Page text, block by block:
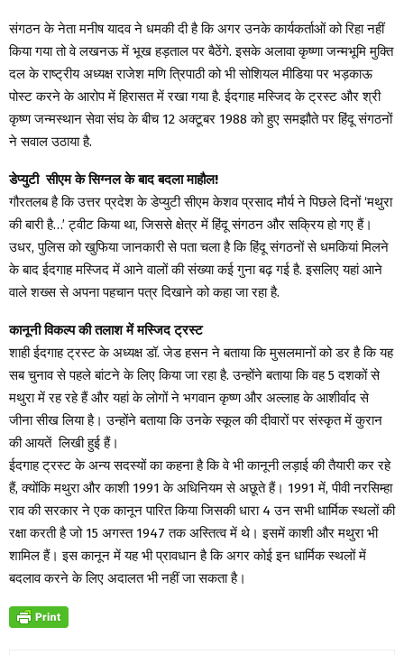
संगठन के नेता मनीष यादव ने धमकी दी है कि अगर उनके कार्यकर्ताओं को रिहा नहीं
किया गया तो वे लखनऊ में भूख हड़ताल पर बैठेंगे. इसके अलावा कृष्णा जन्मभूमि मुक्ति
दल के राष्ट्रीय अध्यक्ष राजेश मणि त्रिपाठी को भी सोशियल मीडिया पर भड़काऊ
पोस्ट करने के आरोप में हिरासत में रखा गया है. ईदगाह मस्जिद के ट्रस्ट और श्री
कृष्ण जन्मस्थान सेवा संघ के बीच 12 अक्टूबर 1988 को हुए समझौते पर हिंदू संगठनों
ने सवाल उठाया है.
डेप्युटी सीएम के सिग्नल के बाद बदला माहौल!
गौरतलब है कि उत्तर प्रदेश के डेप्युटी सीएम केशव प्रसाद मौर्य ने पिछले दिनों ‘मथुरा
की बारी है…’ ट्वीट किया था, जिससे क्षेत्र में हिंदू संगठन और सक्रिय हो गए हैं।
उधर, पुलिस को खुफिया जानकारी से पता चला है कि हिंदू संगठनों से धमकियां मिलने
के बाद ईदगाह मस्जिद में आने वालों की संख्या कई गुना बढ़ गई है. इसलिए यहां आने
वाले शख्स से अपना पहचान पत्र दिखाने को कहा जा रहा है.
कानूनी विकल्प की तलाश में मस्जिद ट्रस्ट
शाही ईदगाह ट्रस्ट के अध्यक्ष डॉ. जेड हसन ने बताया कि मुसलमानों को डर है कि यह
सब चुनाव से पहले बांटने के लिए किया जा रहा है. उन्होंने बताया कि वह 5 दशकों से
मथुरा में रह रहे हैं और यहां के लोगों ने भगवान कृष्ण और अल्लाह के आशीर्वाद से
जीना सीख लिया है। उन्होंने बताया कि उनके स्कूल की दीवारों पर संस्कृत में कुरान
की आयतें लिखी हुई हैं।
ईदगाह ट्रस्ट के अन्य सदस्यों का कहना है कि वे भी कानूनी लड़ाई की तैयारी कर रहे
हैं, क्योंकि मथुरा और काशी 1991 के अधिनियम से अछूते हैं। 1991 में, पीवी नरसिम्हा
राव की सरकार ने एक कानून पारित किया जिसकी धारा 4 उन सभी धार्मिक स्थलों की
रक्षा करती है जो 15 अगस्त 1947 तक अस्तित्व में थे। इसमें काशी और मथुरा भी
शामिल हैं। इस कानून में यह भी प्रावधान है कि अगर कोई इन धार्मिक स्थलों में
बदलाव करने के लिए अदालत भी नहीं जा सकता है।